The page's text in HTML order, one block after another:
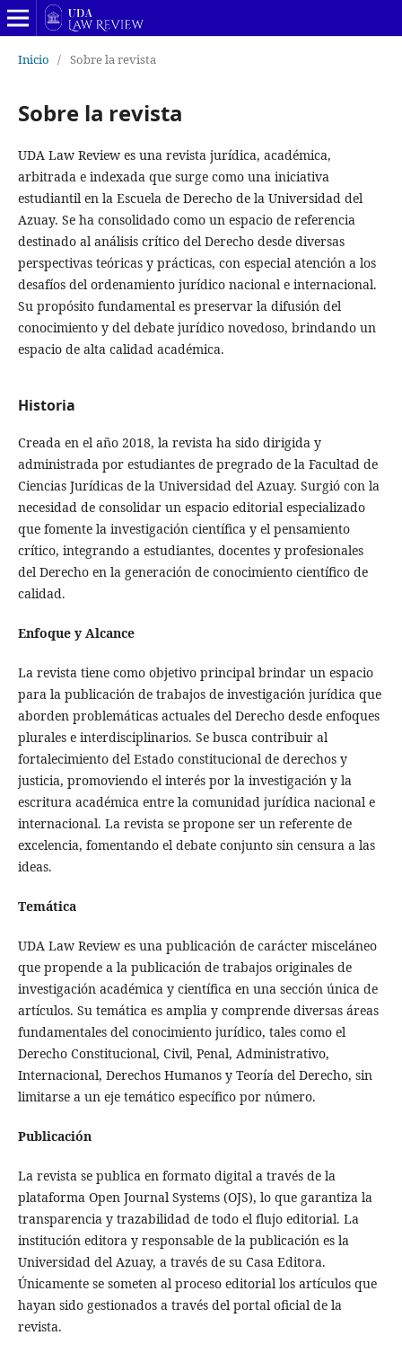
Inicio / Sobre la revista
Sobre la revista
UDA Law Review es una revista jurídica, académica,
arbitrada e indexada que surge como una iniciativa
estudiantil en la Escuela de Derecho de la Universidad del
Azuay. Se ha consolidado como un espacio de referencia
destinado al análisis crítico del Derecho desde diversas
perspectivas teóricas y prácticas, con especial atención a los
desafíos del ordenamiento jurídico nacional e internacional.
Su propósito fundamental es preservar la difusión del
conocimiento y del debate jurídico novedoso, brindando un
espacio de alta calidad académica.
Historia
Creada en el año 2018, la revista ha sido dirigida y
administrada por estudiantes de pregrado de la Facultad de
Ciencias Jurídicas de la Universidad del Azuay. Surgió con la
necesidad de consolidar un espacio editorial especializado
que fomente la investigación científica y el pensamiento
crítico, integrando a estudiantes, docentes y profesionales
del Derecho en la generación de conocimiento científico de
calidad.
Enfoque y Alcance
La revista tiene como objetivo principal brindar un espacio
para la publicación de trabajos de investigación jurídica que
aborden problemáticas actuales del Derecho desde enfoques
plurales e interdisciplinarios. Se busca contribuir al
fortalecimiento del Estado constitucional de derechos y
justicia, promoviendo el interés por la investigación y la
escritura académica entre la comunidad jurídica nacional e
internacional. La revista se propone ser un referente de
excelencia, fomentando el debate conjunto sin censura a las
ideas.
Temática
UDA Law Review es una publicación de carácter misceláneo
que propende a la publicación de trabajos originales de
investigación académica y científica en una sección única de
artículos. Su temática es amplia y comprende diversas áreas
fundamentales del conocimiento jurídico, tales como el
Derecho Constitucional, Civil, Penal, Administrativo,
Internacional, Derechos Humanos y Teoría del Derecho, sin
limitarse a un eje temático específico por número.
Publicación
La revista se publica en formato digital a través de la
plataforma Open Journal Systems (OJS), lo que garantiza la
transparencia y trazabilidad de todo el flujo editorial. La
institución editora y responsable de la publicación es la
Universidad del Azuay, a través de su Casa Editora.
Únicamente se someten al proceso editorial los artículos que
hayan sido gestionados a través del portal oficial de la
revista.